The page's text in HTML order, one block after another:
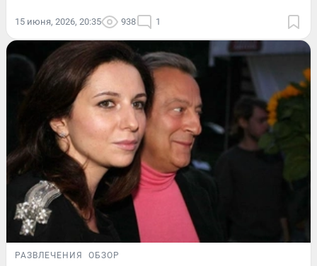
15 июня, 2026, 20:35 938 1
РАЗВЛЕЧЕНИЯ ОБЗОР